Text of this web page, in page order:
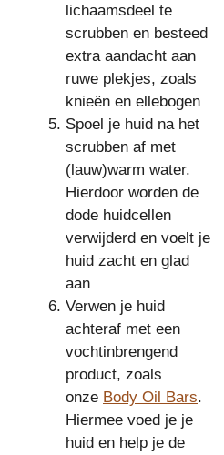
lichaamsdeel te
scrubben en besteed
extra aandacht aan
ruwe plekjes, zoals
knieën en ellebogen
Spoel je huid na het
scrubben af met
(lauw)warm water.
Hierdoor worden de
dode huidcellen
verwijderd en voelt je
huid zacht en glad
aan
Verwen je huid
achteraf met een
vochtinbrengend
product, zoals
onze Body Oil Bars.
Hiermee voed je je
huid en help je de